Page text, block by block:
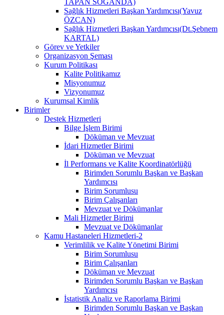
Sağlık Hizmetleri Başkan Yardımcısı(Yavuz
ÖZCAN)
Sağlık Hizmetleri Başkan Yardımcısı(Dt.Şebnem
KARTAL)
Görev ve Yetkiler
Organizasyon Şeması
Kurum Politikası
Kalite Politikamız
Misyonumuz
Vizyonumuz
Kurumsal Kimlik
Birimler
Destek Hizmetleri
Bilge İşlem Birimi
Döküman ve Mevzuat
İdari Hizmetler Birimi
Döküman ve Mevzuat
İl Performans ve Kalite Koordinatörlüğü
Birimden Sorumlu Başkan ve Başkan
Yardımcısı
Birim Sorumlusu
Birim Çalışanları
Mevzuat ve Dökümanlar
Mali Hizmetler Birimi
Mevzuat ve Dökümanlar
Kamu Hastaneleri Hizmetleri-2
Verimlilik ve Kalite Yönetimi Birimi
Birim Sorumlusu
Birim Çalışanları
Döküman ve Mevzuat
Birimden Sorumlu Başkan ve Başkan
Yardımcısı
İstatistik Analiz ve Raporlama Birimi
Birimden Sorumlu Başkan ve Başkan